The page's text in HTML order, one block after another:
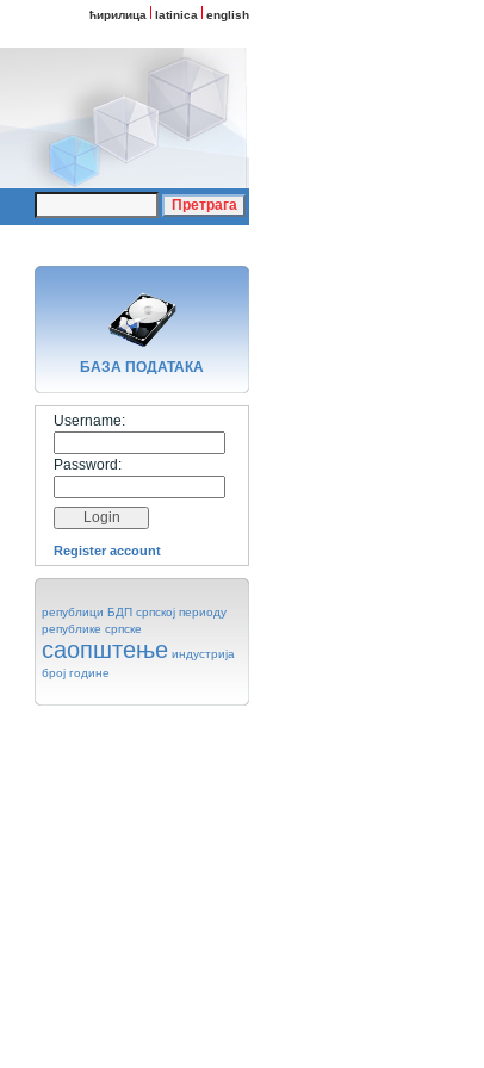
ћирилица latinica english
БАЗA ПОДАТАКА
Username:
Password:
Register account
републици БДП српској периоду
републике српске
саопштење индустрија
број године